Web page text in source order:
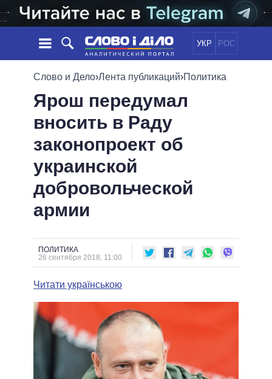
УКР РОС
НОВОСТИ
ЛЕНТА
СОБЫТИЯ
СТАТЬИ
ОБЗОРЫ
ДАЙДЖЕСТЫ
ПОЛИТИКА
ЭКОНОМИКА
ОБЩЕСТВО
ОБЕЩАНИЯ
ПОЛИТИКИ
ВСЕ ПОЛИТИКИ
ПРЕЗИДЕНТ И ОФИС
ВЕРХОВНАЯ РАДА
КАБИНЕТ МИНИСТРОВ
МЭРЫ
ВСЕ ПЕРСОНЫ
ИНФОГРАФИКА
ВИДЕО
СРАВНЕНИЕ ПОЛИТИКОВ
Слово и Дело›Лента публикаций›Политика
Ярош передумал
вносить в Раду
законопроект об
украинской
добровольческой
армии
ПОЛИТИКА
26 сентября 2018, 11:00
Читати українською